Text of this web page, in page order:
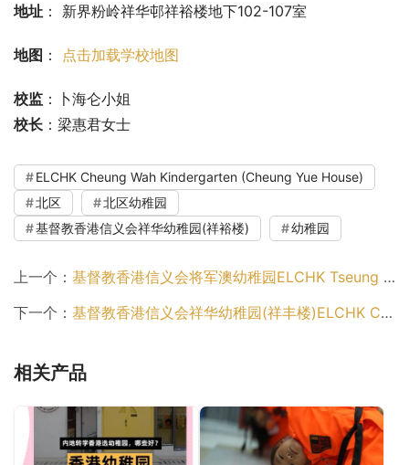
地址 ： 新界粉岭祥华邨祥裕楼地下102-107室
地图 ： 点击加载学校地图
校监 ：卜海仑小姐
校长 ：梁惠君女士
ELCHK Cheung Wah Kindergarten (Cheung Yue House)
北区
北区幼稚园
基督教香港信义会祥华幼稚园(祥裕楼)
幼稚园
上一个： 基督教香港信义会将军澳幼稚园ELCHK Tseung Kwan O Kindergarten（西贡区幼稚园）
下一个： 基督教香港信义会祥华幼稚园(祥丰楼)ELCHK Cheung Wah Kindergarten (Cheung Fung House)（北区幼稚园）
相关产品